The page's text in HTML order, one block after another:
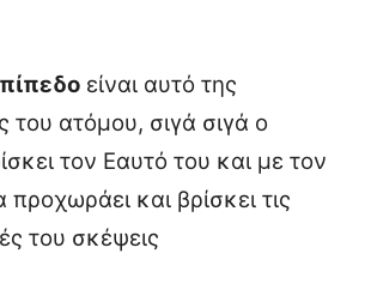
είναι αυτό της
ατόμου, σιγά σιγά ο
τον Εαυτό του και με τον
προχωράει και βρίσκει τις
του σκέψεις